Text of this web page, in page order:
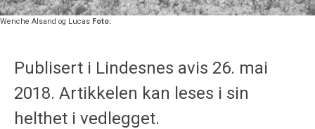
Wenche Alsand og Lucas Foto:
Publisert i Lindesnes avis 26. mai
2018. Artikkelen kan leses i sin
helthet i vedlegget.